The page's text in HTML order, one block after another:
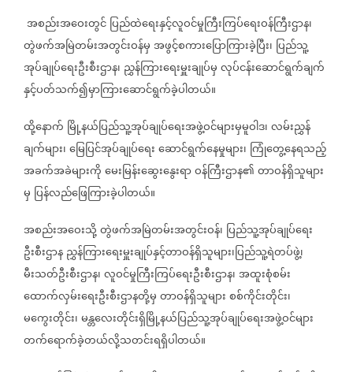
အစည်းအဝေးတွင်ပြည်ထဲရေးနှင့်လူဝင်မှုကြီးကြပ်ရေးဝန်ကြီးဌာန၊
တွဲဖက်အမြဲတမ်းအတွင်းဝန်မှအဖွင့်စကားပြောကြားခဲ့ပြီး၊ ပြည်သူ့
အုပ်ချုပ်ရေးဦးစီးဌာန၊ ညွှန်ကြားရေးမှူးချုပ်မှလုပ်ငန်းဆောင်ရွက်ချက်
နှင့်ပတ်သက်၍မှာကြားဆောင်ရွက်ခဲ့ပါတယ်။
ထို့နောက် မြို့နယ်ပြည်သူ့အုပ်ချုပ်ရေးအဖွဲ့ဝင်များမှမူဝါဒ၊လမ်းညွှန်
ချက်များ၊မြေပြင်အုပ်ချုပ်ရေးဆောင်ရွက်နေမှုများ၊ ကြုံတွေ့နေရသည့်
အခက်အခဲများကိုမေးမြန်းဆွေးနွေးရာဝန်ကြီးဌာန၏တာဝန်ရှိသူများ
မှ ပြန်လည်ဖြေကြားခဲ့ပါတယ်။
အစည်းအဝေးသို့တွဲဖက်အမြဲတမ်းအတွင်းဝန်၊ ပြည်သူ့အုပ်ချုပ်ရေး
ဦးစီးဌာနညွှန်ကြားရေးမှူးချုပ်နှင့်တာဝန်ရှိသူများ၊ပြည်သူ့ရဲတပ်ဖွဲ့၊
မီးသတ်ဦးစီးဌာန၊လူဝင်မှုကြီးကြပ်ရေးဦးစီးဌာန၊အထူးစုံစမ်း
ထောက်လှမ်းရေးဦးစီးဌာနတို့မှတာဝန်ရှိသူများစစ်ကိုင်းတိုင်း၊
မကွေးတိုင်း၊မန္တလေးတိုင်းရှိမြို့နယ်ပြည်သူ့အုပ်ချုပ်ရေးအဖွဲ့ဝင်များ
တက်ရောက်ခဲ့တယ်လို့သတင်းရရှိပါတယ်။